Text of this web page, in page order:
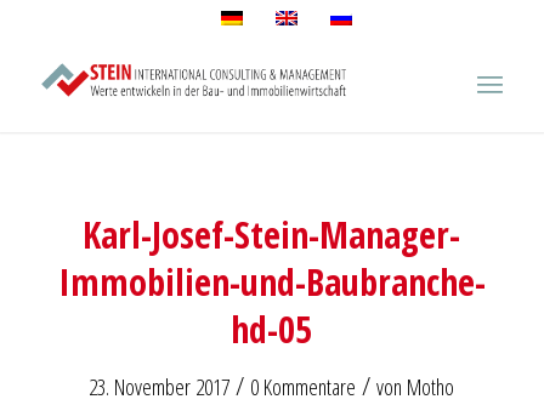
Karl-Josef-Stein-Manager-
Immobilien-und-Baubranche-
hd-05
23. November 2017 / 0 Kommentare / von Motho